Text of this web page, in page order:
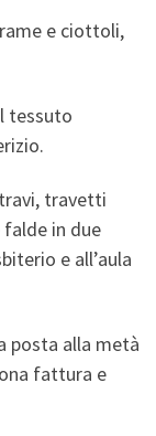
e ciottoli,
tessuto
travetti
falde in due
e all’aula
posta alla metà
fattura e